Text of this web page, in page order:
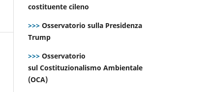
costituente cileno
>>> Osservatorio sulla Presidenza
Trump
>>> Osservatorio
sul Costituzionalismo Ambientale
(OCA)